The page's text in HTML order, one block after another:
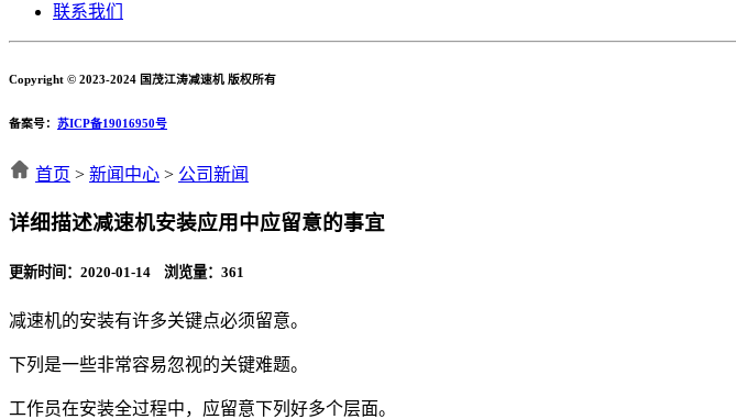
联系我们
Copyright © 2023-2024 国茂江涛减速机 版权所有
备案号： 苏ICP备19016950号
首页 > 新闻中心 > 公司新闻
详细描述减速机安装应用中应留意的事宜
更新时间：2020-01-14 浏览量： 361
减速机的安装有许多关键点必须留意。
下列是一些非常容易忽视的关键难题。
工作员在安装全过程中，应留意下列好多个层面。